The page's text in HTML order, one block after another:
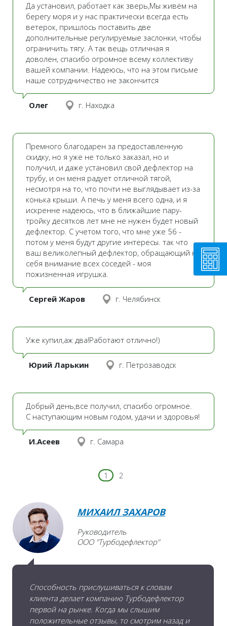
Да установил, работает как зверь,Мы живём на
берегу моря и у нас практически всегда есть
ветерок, пришлось поставить две
дополнительные регулируемые заслонки, чтобы
ограничить тягу. А так вещь отличная я
доволен, спасибо огромное всему коллективу
вашей компании. Надеюсь, что на этом письме
наше сотрудничество не закончится
Олег г. Находка
Премного благодарен за предоставленную
скидку, но я уже не только заказал, но и
получил, и даже установил свой дефлектор на
трубу, и он меня радует отличной тягой,
несмотря на то, что почти не выглядывает из-за
конька крыши. А печь у меня всего одна, и я
искренне надеюсь, что в ближайшие пару-
тройку десятков лет мне не нужен будет новый
дефлектор. С учетом того, что мне уже 56 -
потом у меня будут другие интересы. так что
ваш великолепный дефлектор, обращающий на
себя внимание всех соседей - моя
пожизненная игрушка.
Сергей Жаров г. Челябинск
Уже купил,аж два!Работают отлично!)
Юрий Ларькин г. Петрозаводск
Добрый день,все получил, спасибо огромное.
С наступающим новым годом, удачи и здоровья!
И.Асеев г. Самара
1 2
МИХАИЛ ЗАХАРОВ
Руководитель
ООО "Турбодефлектор"
Способность прислушиваться к словам
клиента делает компанию Турбодефлектор
первой на рынке. Когда мы слышим
положительные отзывы, то смотрим назад и